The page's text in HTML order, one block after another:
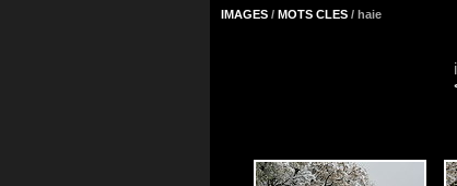
IMAGES / MOTS CLES / haie